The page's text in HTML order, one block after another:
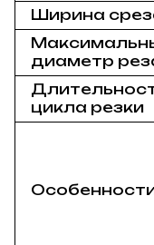
Ширина
диаметр
цикла резки